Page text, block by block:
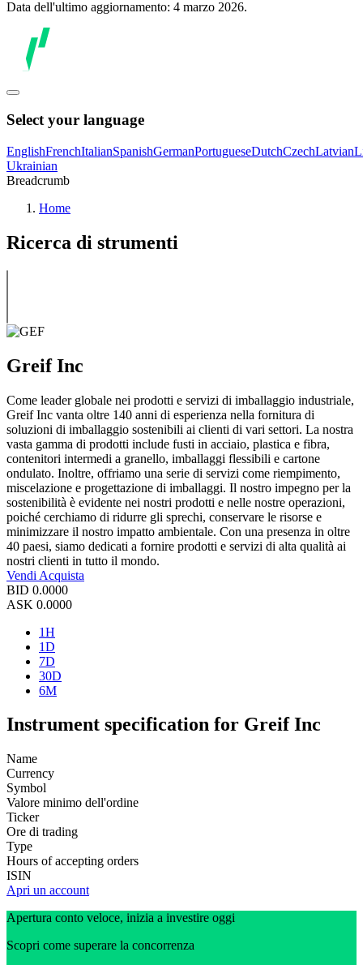
Data dell'ultimo aggiornamento: 4 marzo 2026.
Select your language
EnglishFrenchItalianSpanishGermanPortugueseDutchCzechLatvian
Ukrainian
Breadcrumb
Home
Ricerca di strumenti
Greif Inc
Come leader globale nei prodotti e servizi di imballaggio industriale,
Greif Inc vanta oltre 140 anni di esperienza nella fornitura di
soluzioni di imballaggio sostenibili ai clienti di vari settori. La nostra
vasta gamma di prodotti include fusti in acciaio, plastica e fibra,
contenitori intermedi a granello, imballaggi flessibili e cartone
ondulato. Inoltre, offriamo una serie di servizi come riempimento,
miscelazione e progettazione di imballaggi. Il nostro impegno per la
sostenibilità è evidente nei nostri prodotti e nelle nostre operazioni,
poiché cerchiamo di ridurre gli sprechi, conservare le risorse e
minimizzare il nostro impatto ambientale. Con una presenza in oltre
40 paesi, siamo dedicati a fornire prodotti e servizi di alta qualità ai
nostri clienti in tutto il mondo.
Vendi Acquista
BID 0.0000
ASK 0.0000
1H
1D
7D
30D
6M
Instrument specification for Greif Inc
Name
Currency
Symbol
Valore minimo dell'ordine
Ticker
Ore di trading
Type
Hours of accepting orders
ISIN
Apri un account
Apertura conto veloce, inizia a investire oggi
Scopri come superare la concorrenza